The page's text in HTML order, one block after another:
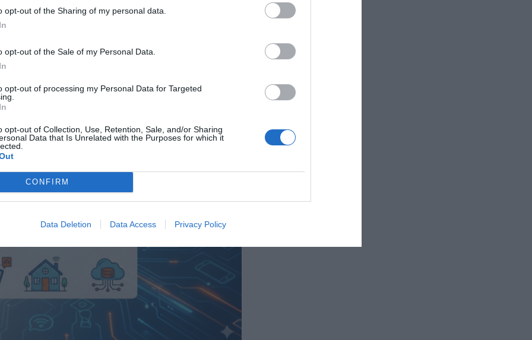
opt-out of the Sharing of my personal data.
opt-out of the Sale of my Personal Data.
opt-out of processing my Personal Data for Targeted
opt-out of Collection, Use, Retention, Sale, and/or Sharing
Data that Is Unrelated with the Purposes for which it
CONFIRM
Data Deletion Data Access Privacy Policy
εύκολο τρόπο πρόσβασης σε ιστοσελίδες, υπηρεσίες και
εργαλείο, χρειάζεται να χρησιμοποιούνται με
για να μειώσετε τον κίνδυνο εξαπάτησης. Βήμα 1: